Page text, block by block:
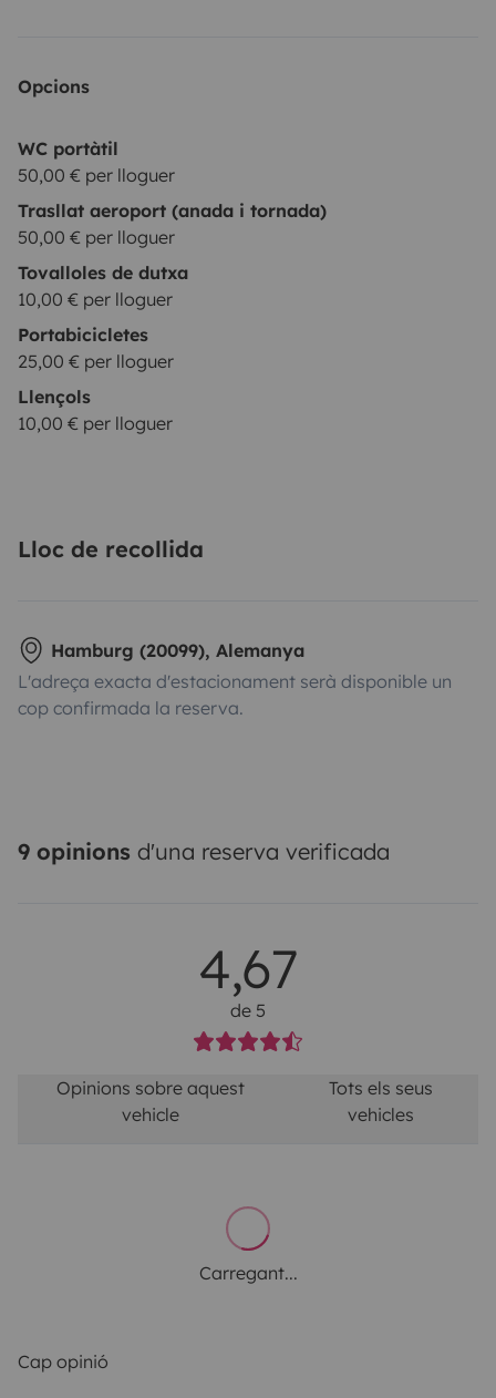
Opcions
WC portàtil
50,00 € per lloguer
Trasllat aeroport (anada i tornada)
50,00 € per lloguer
Tovalloles de dutxa
10,00 € per lloguer
Portabicicletes
25,00 € per lloguer
Llençols
10,00 € per lloguer
Lloc de recollida
Hamburg (20099), Alemanya
L'adreça exacta d'estacionament serà disponible un
cop confirmada la reserva.
9 opinions d'una reserva verificada
4,67
de 5
Opinions sobre aquest
vehicle
Tots els seus
vehicles
Carregant...
Cap opinió